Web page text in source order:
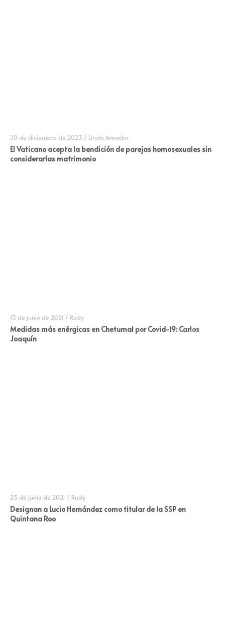
20 de diciembre de 2023 / Linda Amador
El Vaticano acepta la bendición de parejas homosexuales sin
considerarlas matrimonio
15 de junio de 2021 / Rudy
Medidas más enérgicas en Chetumal por Covid-19: Carlos
Joaquín
25 de junio de 2021 / Rudy
Designan a Lucio Hernández como titular de la SSP en
Quintana Roo